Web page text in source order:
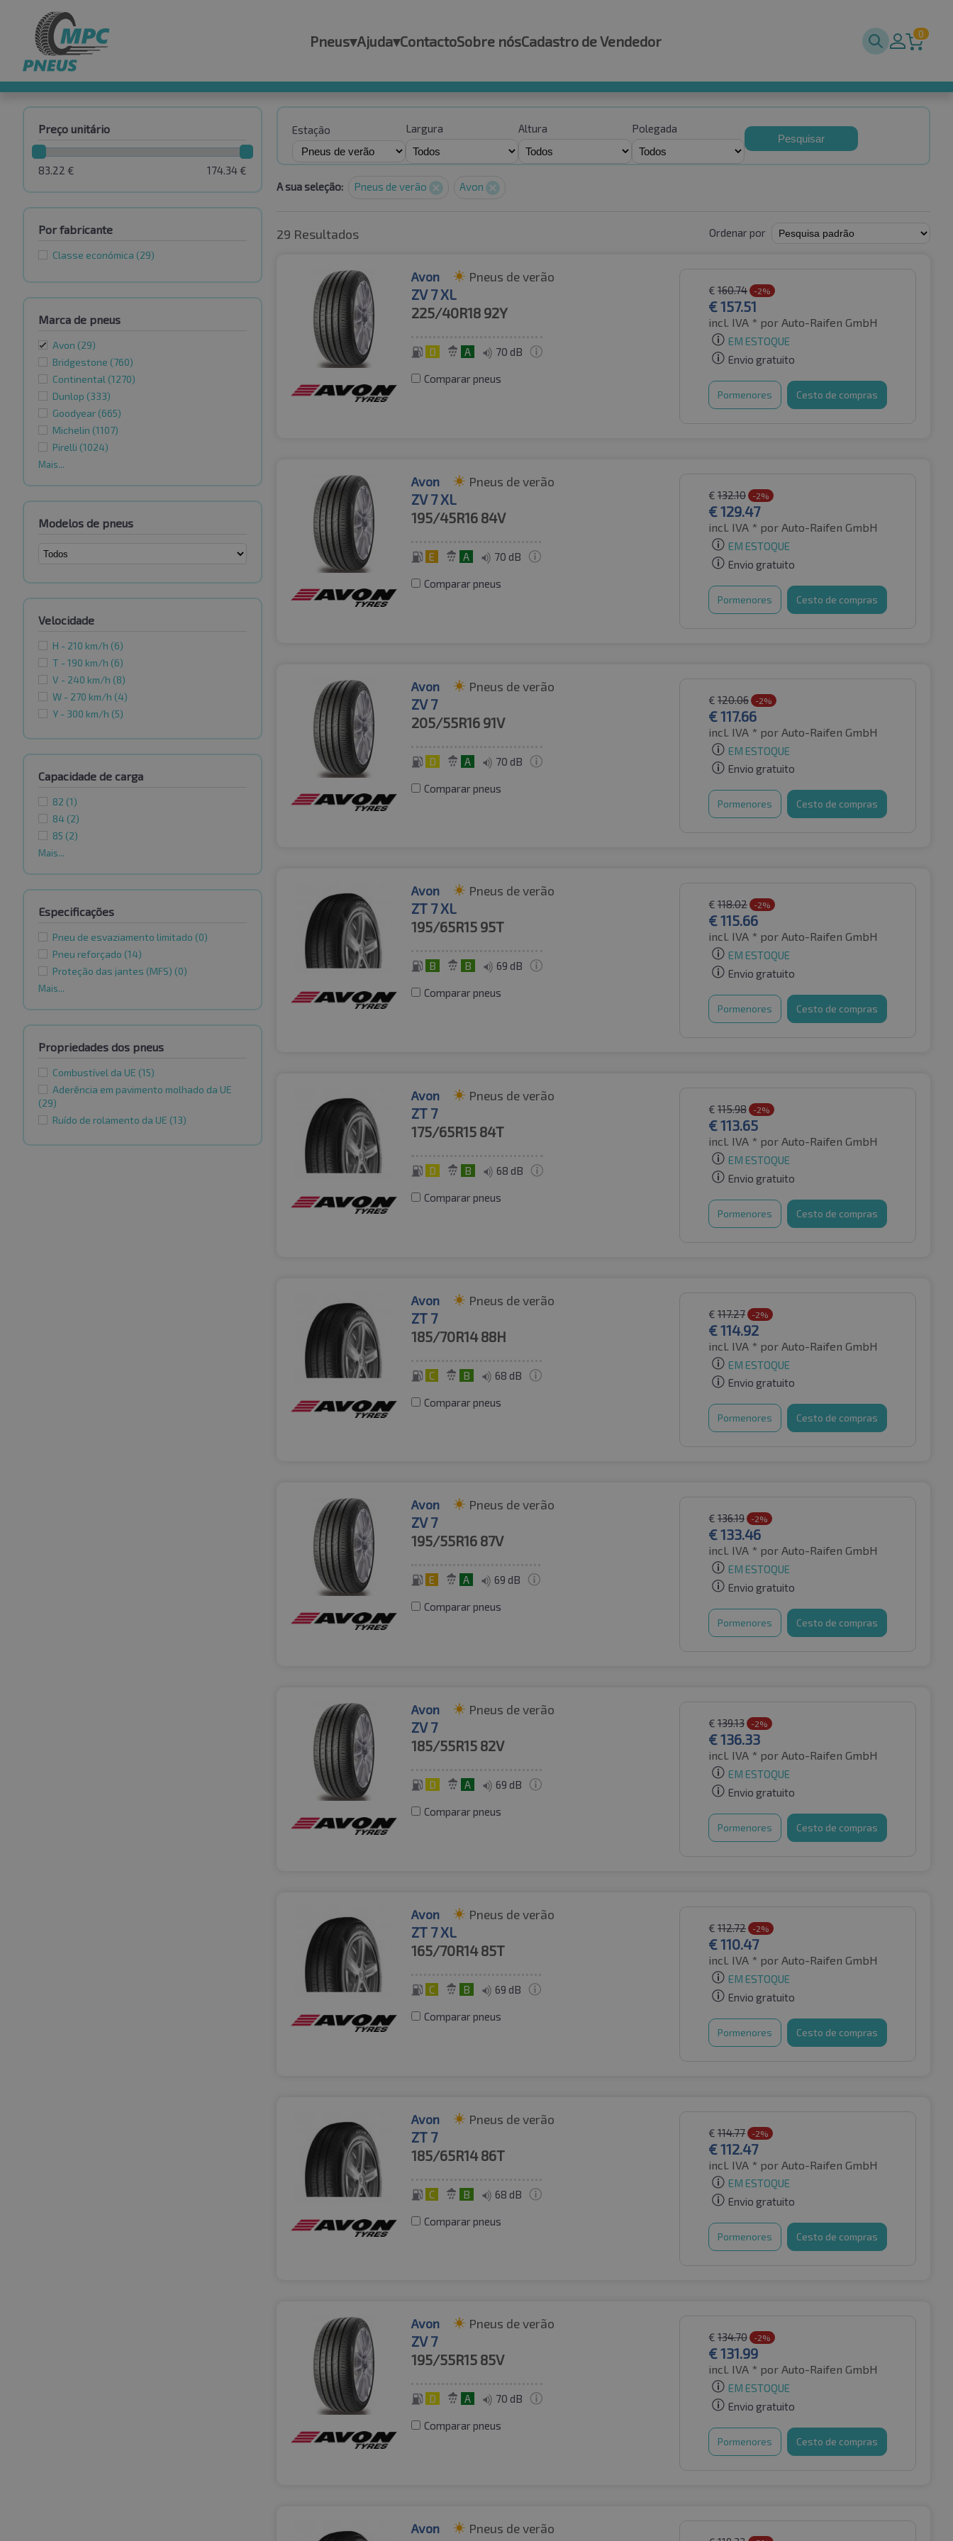
Pneus▾Ajuda▾ContactoSobre nósCadastro de Vendedor 0
Preço unitário
174.34 €
83.22 €
Por fabricante
Classe económica (29)
Marca de pneus
Avon (29)
Bridgestone (760)
Continental (1270)
Dunlop (333)
Goodyear (665)
Michelin (1107)
Pirelli (1024)
Mais...
Modelos de pneus
Velocidade
H - 210 km/h (6)
T - 190 km/h (6)
V - 240 km/h (8)
W - 270 km/h (4)
Y - 300 km/h (5)
Capacidade de carga
82 (1)
84 (2)
85 (2)
Mais...
Especificações
Pneu de esvaziamento limitado (0)
Pneu reforçado (14)
Proteção das jantes (MFS) (0)
Mais...
Propriedades dos pneus
Combustível da UE (15)
Aderência em pavimento molhado da UE
(29)
Ruído de rolamento da UE (13)
Estação Largura Altura Polegada
Pesquisar
A sua seleção: Pneus de verão Avon
29 Resultados Ordenar por
Avon Pneus de verão
ZV 7 XL
225/40R18 92Y
D A 70 dB
Comparar pneus
€ 160.74 -2%
€157.51
incl. IVA * por Auto-Raifen GmbH
EM ESTOQUE
Envio gratuito
Pormenores Cesto de compras
Avon Pneus de verão
ZV 7 XL
195/45R16 84V
E A 70 dB
Comparar pneus
€ 132.10 -2%
€129.47
incl. IVA * por Auto-Raifen GmbH
EM ESTOQUE
Envio gratuito
Pormenores Cesto de compras
Avon Pneus de verão
ZV 7
205/55R16 91V
D A 70 dB
Comparar pneus
€ 120.06 -2%
€117.66
incl. IVA * por Auto-Raifen GmbH
EM ESTOQUE
Envio gratuito
Pormenores Cesto de compras
Avon Pneus de verão
ZT 7 XL
195/65R15 95T
B B 69 dB
Comparar pneus
€ 118.02 -2%
€115.66
incl. IVA * por Auto-Raifen GmbH
EM ESTOQUE
Envio gratuito
Pormenores Cesto de compras
Avon Pneus de verão
ZT 7
175/65R15 84T
D B 68 dB
Comparar pneus
€ 115.98 -2%
€113.65
incl. IVA * por Auto-Raifen GmbH
EM ESTOQUE
Envio gratuito
Pormenores Cesto de compras
Avon Pneus de verão
ZT 7
185/70R1488H
C B 68 dB
Comparar pneus
€ 117.27 -2%
€114.92
incl. IVA * por Auto-Raifen GmbH
EM ESTOQUE
Envio gratuito
Pormenores Cesto de compras
Avon Pneus de verão
ZV 7
195/55R16 87V
E A 69 dB
Comparar pneus
€ 136.19 -2%
€133.46
incl. IVA * por Auto-Raifen GmbH
EM ESTOQUE
Envio gratuito
Pormenores Cesto de compras
Avon Pneus de verão
ZV 7
185/55R15 82V
D A 69 dB
Comparar pneus
€ 139.13 -2%
€136.33
incl. IVA * por Auto-Raifen GmbH
EM ESTOQUE
Envio gratuito
Pormenores Cesto de compras
Avon Pneus de verão
ZT 7 XL
165/70R1485T
C B 69 dB
Comparar pneus
€ 112.72 -2%
€110.47
incl. IVA * por Auto-Raifen GmbH
EM ESTOQUE
Envio gratuito
Pormenores Cesto de compras
Avon Pneus de verão
ZT 7
185/65R1486T
C B 68 dB
Comparar pneus
€ 114.77 -2%
€112.47
incl. IVA * por Auto-Raifen GmbH
EM ESTOQUE
Envio gratuito
Pormenores Cesto de compras
Avon Pneus de verão
ZV 7
195/55R15 85V
D A 70 dB
Comparar pneus
€ 134.70 -2%
€131.99
incl. IVA * por Auto-Raifen GmbH
EM ESTOQUE
Envio gratuito
Pormenores Cesto de compras
Avon Pneus de verão